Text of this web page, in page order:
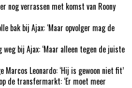
nog verrassen met komst van Roony
bak bij Ajax: ‘Maar opvolger mag de
weg bij Ajax: ‘Maar alleen tegen de juiste
Marcos Leonardo: ‘Hij is gewoon niet fit’
de transfermarkt: ‘Er moet meer